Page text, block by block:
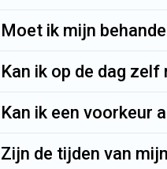
Moet ik mijn
Kan ik op de dag
Kan ik een voorkeur
Zijn de tijden van